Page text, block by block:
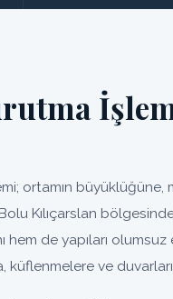
ortamın
Kılıçarslan
hem de yapıları
ve